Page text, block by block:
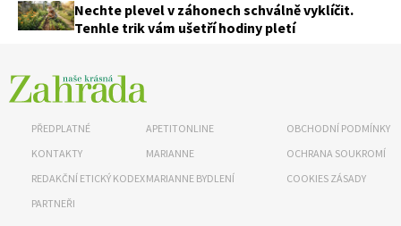
Nechte plevel v záhonech schválně vyklíčit.
Tenhle trik vám ušetří hodiny pletí
PŘEDPLATNÉ
KONTAKTY
REDAKČNÍ ETICKÝ KODEX
PARTNEŘI
APETITONLINE
MARIANNE
MARIANNE BYDLENÍ
OBCHODNÍ PODMÍNKY
OCHRANA SOUKROMÍ
COOKIES ZÁSADY